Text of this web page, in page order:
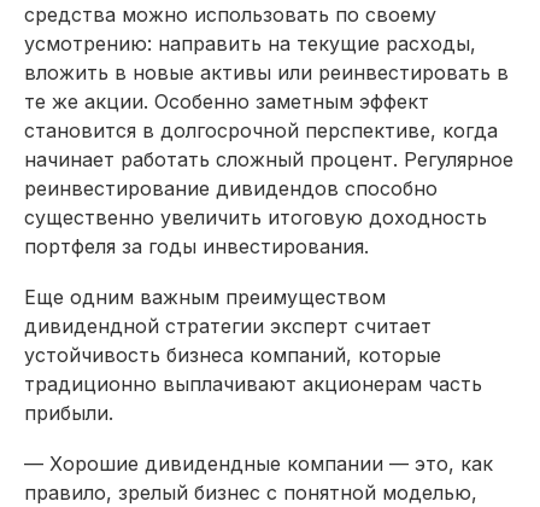
средства можно использовать по своему
усмотрению: направить на текущие расходы,
вложить в новые активы или реинвестировать в
те же акции. Особенно заметным эффект
становится в долгосрочной перспективе, когда
начинает работать сложный процент. Регулярное
реинвестирование дивидендов способно
существенно увеличить итоговую доходность
портфеля за годы инвестирования.
Еще одним важным преимуществом
дивидендной стратегии эксперт считает
устойчивость бизнеса компаний, которые
традиционно выплачивают акционерам часть
прибыли.
— Хорошие дивидендные компании — это, как
правило, зрелый бизнес с понятной моделью,